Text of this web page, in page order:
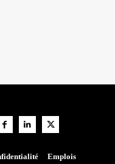
Emplois